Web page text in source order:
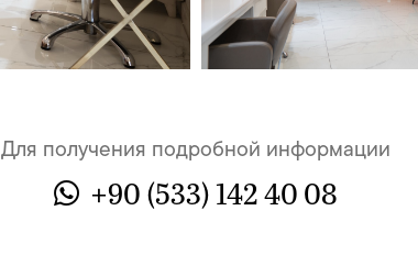
Для получения подробной информации
+90 (533) 142 40 08